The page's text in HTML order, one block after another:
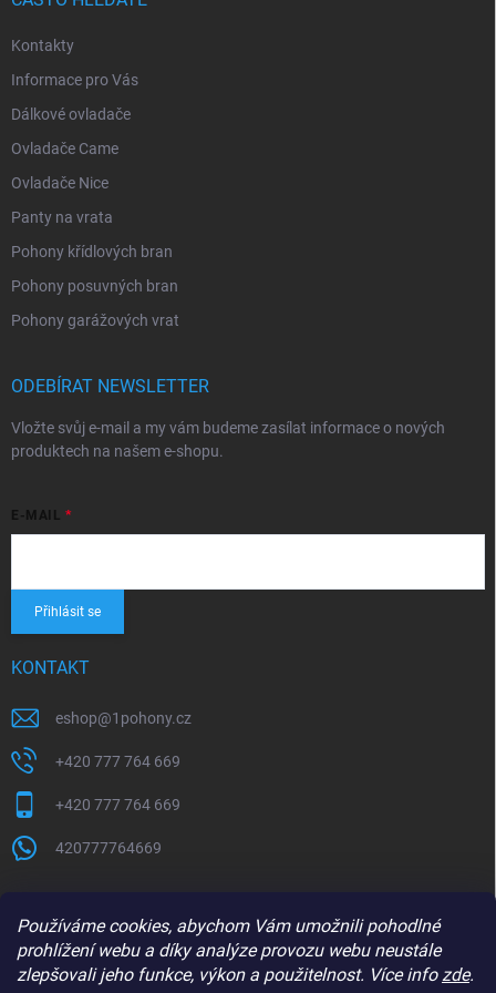
Používáme cookies, abychom Vám umožnili pohodlné
prohlížení webu a díky analýze provozu webu neustále
zlepšovali jeho funkce, výkon a použitelnost. Více infozde.
Kontakty
Informace pro Vás
Dálkové ovladače
Ovladače Came
Ovladače Nice
Panty na vrata
Pohony křídlových bran
Pohony posuvných bran
Pohony garážových vrat
ODEBÍRAT NEWSLETTER
Vložte svůj e-mail a my vám budeme zasílat informace o nových
produktech na našem e-shopu.
E-MAIL
Přihlásit se
KONTAKT
eshop@1pohony.cz
+420 777 764 669
+420 777 764 669
420777764669